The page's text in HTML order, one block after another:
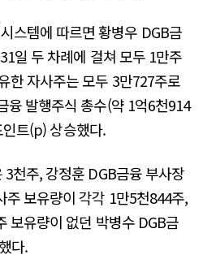
스템에 따르면 황병우 DGB금
일 두 차례에 걸쳐 모두 1만주
한 자사주는 모두 3만727주로
융 발행주식 총수(약 1억6천914
트(p) 상승했다.
천주, 강정훈 DGB금융 부사장
주 보유량이 각각 1만5천844주,
보유량이 없던 박병수 DGB금
다.